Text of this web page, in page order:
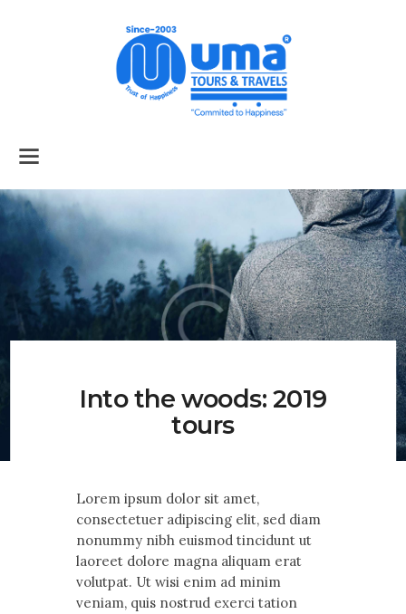
Tour Packages
Air Tickets
Contact Us
Into the woods: 2019
tours
Lorem ipsum dolor sit amet,
consectetuer adipiscing elit, sed diam
nonummy nibh euismod tincidunt ut
laoreet dolore magna aliquam erat
volutpat. Ut wisi enim ad minim
veniam, quis nostrud exerci tation